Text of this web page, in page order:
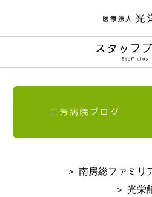
ココロの
三芳病院
トップ 外
南房総ファミリア
ク
介護サー
介護老人保健施
リ
光
スタッフブ
＞ 南房総ファミリ
＞ 光栄